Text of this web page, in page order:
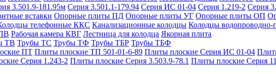
3.501.9-181.95м Серия 3.501.1-179.94 Серия ИС 01-04 Серия 1.219-2 Серия
вставки Опорные плиты ПД Опорные плиты УГ Опорные плиты ОП
телефонные ККС Канализационные колодцы Колодцы водопроводно-
Рабочая камера КВГ Лестница для колодца Якорная плита
ТВ Трубы ТС Трубы ТФ Трубы ТБР Трубы ТБФ
ПТ Плиты плоские ТП 501-01-6-89 Плиты плоские Серия ИС 01-04
Серия 1.243-2 Плиты плоские Серия 3.503.9-78.1 Плиты плоские Серия